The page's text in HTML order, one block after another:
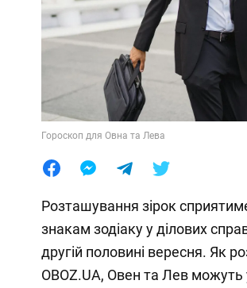
Гороскоп для Овна та Лева
Розташування зірок
знакам зодіаку у ділових
другій половині вересня. Як
OBOZ.UA, Овен та Лев можуть